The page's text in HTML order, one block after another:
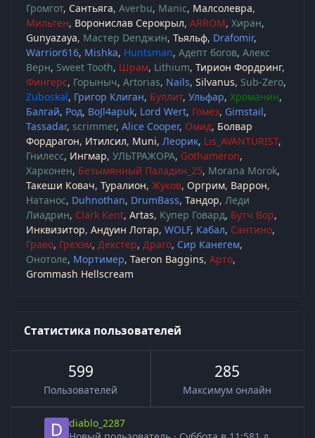
Громгот Сантьяга Averbu Manic Малсолевра
Мильтен Воронислав Серокрыл ARROM Хиран
Gunyazaya Мастер Denджин Тьяльф Drafomir
Warrior616 Mishka Huntsman Адепт богов Алекс
Верн Sweet Tooth Шрам Lithium Тирион Фордринг
Фингерс Горыныч Artorias Nails Silvanus Sub-Zero
Zuboskal Григор Клиган Буллит Ульфар Хроманин
Балгай Род BoJl4apuk Lord Wert Гомез Gimstail
Tassadar scrimmer Alice Cooper Омид Болвар
Фордрагон Итилсил Muni Леорик Lis_AVANTURIST
Гнилесс Ингмар УЛЬТРАЖОРА Gothameron
Харконен Безымянный Паладин_25 Morana Morok
Такеши Ковач Туралион Жуков Оргрим Варрон
Натанос Duhnothan DrumBass Тандор Леди
Лиадрин Clark Kent Artas Купер Говард Бутч Вор
Инквизитор Андуин Лотар WOLF Кабал Сантино
Граво Грехэм Декстер Драго Сир Канегем
Онотоле Мортимер Taeron Baggins Арто
Grommash Hellscream
Статистика пользователей
599
Пользователей
285
Максимум онлайн
diablo_2287